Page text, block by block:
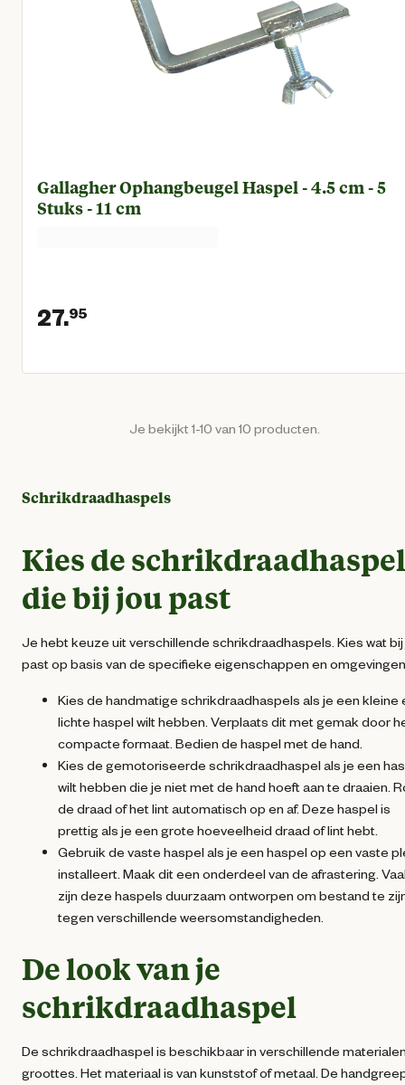
Gallagher Ophangbeugel Haspel - 4.5 cm - 5
Stuks - 11 cm
27.95
Huidige prijs € 27,95
Je bekijkt 1-10 van 10 producten.
Schrikdraadhaspels
Kies de schrikdraadhaspel
die bij jou past
Je hebt keuze uit verschillende schrikdraadhaspels. Kies wat
past op basis van de specifieke eigenschappen en
Kies de handmatige schrikdraadhaspels als je een kleine
lichte haspel wilt hebben. Verplaats dit met gemak door
compacte formaat. Bedien de haspel met de hand.
Kies de gemotoriseerde schrikdraadhaspel als je een
wilt hebben die je niet met de hand hoeft aan te draaien.
de draad of het lint automatisch op en af. Deze haspel is
prettig als je een grote hoeveelheid draad of lint hebt.
Gebruik de vaste haspel als je een haspel op een vaste
installeert. Maak dit een onderdeel van de afrastering.
zijn deze haspels duurzaam ontworpen om bestand te
tegen verschillende weersomstandigheden.
De look van je
schrikdraadhaspel
De schrikdraadhaspel is beschikbaar in verschillende
groottes. Het materiaal is van kunststof of metaal. De